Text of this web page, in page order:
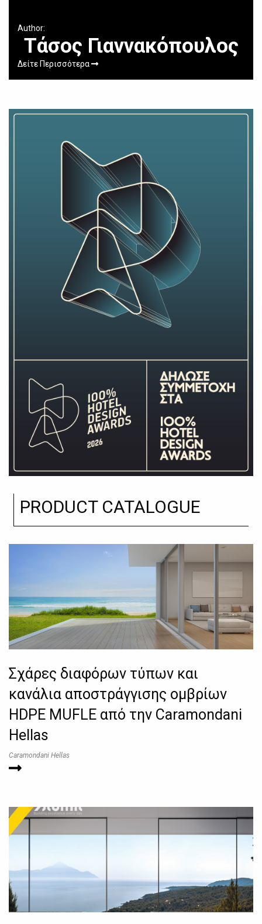
Author:
Τάσος Γιαννακόπουλος
Δείτε Περισσότερα
PRODUCT CATALOGUE
Σχάρες διαφόρων τύπων και
κανάλια αποστράγγισης ομβρίων
HDPE MUFLE από την Caramondani
Hellas
Caramondani Hellas